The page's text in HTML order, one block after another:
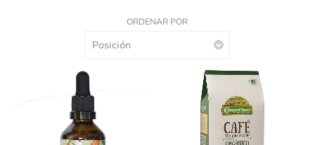
ORDENAR POR